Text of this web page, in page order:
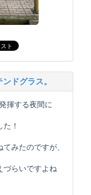
ドグラス。
揮する夜間に
！
みたのですが、
づらいですよね